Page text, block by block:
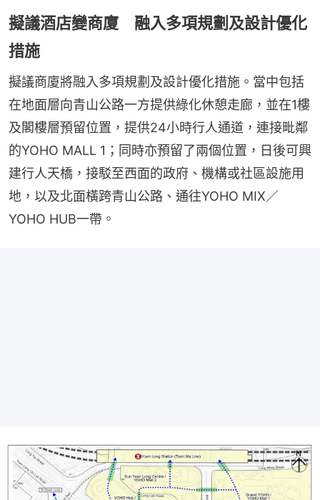
擬議酒店變商廈 融入多項規劃及設計優化
措施
擬議商廈將融入多項規劃及設計優化措施。當中包括
在地面層向青山公路一方提供綠化休憩走廊，並在1樓
及閣樓層預留位置，提供24小時行人通道，連接毗鄰
的YOHO MALL 1；同時亦預留了兩個位置，日後可興
建行人天橋，接駁至西面的政府、機構或社區設施用
地，以及北面橫跨青山公路、通往YOHO MIX／
YOHO HUB一帶。